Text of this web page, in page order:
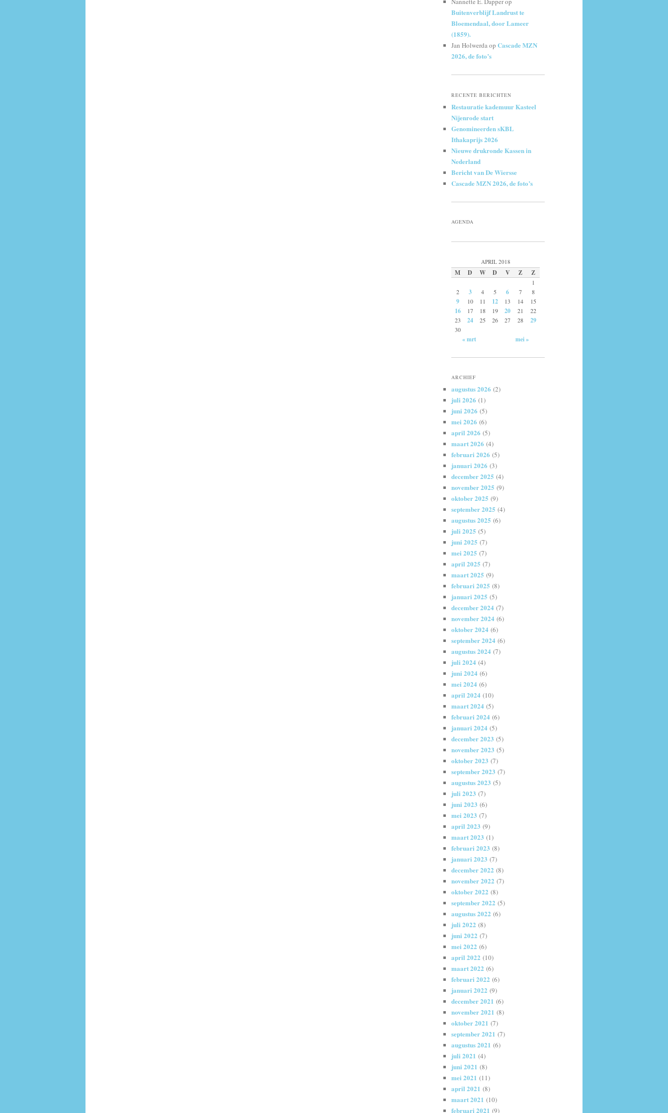
Buitenverblijf Landrust te
Bloemendaal, door Lameer
(1859).
Jan Holwerdaop Cascade MZN
2026, de foto’s
RECENTE BERICHTEN
Restauratie kademuur Kasteel
Nijenrode start
Genomineerden sKBL
Ithakaprijs 2026
Nieuwe drukronde Kassen in
Nederland
Bericht van De Wiersse
Cascade MZN 2026, de foto’s
AGENDA
APRIL 2018
M D W D V Z Z
1
2
3 4 5 6 7 8
9 10 11 12 13 14 15
16 17 18 19 20 21
22
23
24 25 26 27 28 29
30
« mrt mei »
ARCHIEF
augustus 2026 (2)
juli 2026 (1)
juni 2026 (5)
mei 2026 (6)
april 2026 (5)
maart 2026 (4)
februari 2026 (5)
januari 2026 (3)
december 2025 (4)
november 2025 (9)
oktober 2025 (9)
september 2025 (4)
augustus 2025 (6)
juli 2025 (5)
juni 2025 (7)
mei 2025 (7)
april 2025 (7)
maart 2025 (9)
februari 2025 (8)
januari 2025 (5)
december 2024 (7)
november 2024 (6)
oktober 2024 (6)
september 2024 (6)
augustus 2024 (7)
juli 2024 (4)
juni 2024 (6)
mei 2024 (6)
april 2024 (10)
maart 2024 (5)
februari 2024 (6)
januari 2024 (5)
december 2023 (5)
november 2023 (5)
oktober 2023 (7)
september 2023 (7)
augustus 2023 (5)
juli 2023 (7)
juni 2023 (6)
mei 2023 (7)
april 2023 (9)
maart 2023 (1)
februari 2023 (8)
januari 2023 (7)
december 2022 (8)
november 2022 (7)
oktober 2022 (8)
september 2022 (5)
augustus 2022 (6)
juli 2022 (8)
juni 2022 (7)
mei 2022 (6)
april 2022 (10)
maart 2022 (6)
februari 2022 (6)
januari 2022 (9)
december 2021 (6)
november 2021 (8)
oktober 2021 (7)
september 2021 (7)
augustus 2021 (6)
juli 2021 (4)
juni 2021 (8)
mei 2021 (11)
april 2021 (8)
maart 2021 (10)
februari 2021 (9)